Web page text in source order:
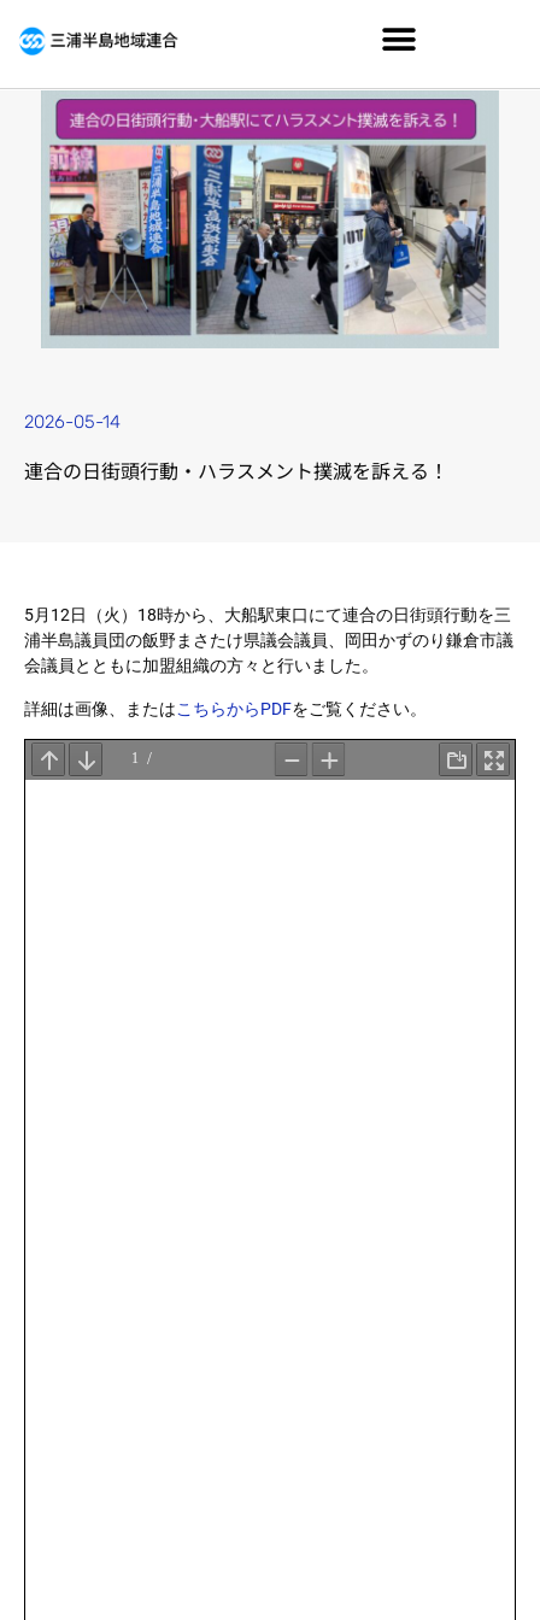
2026-05-14
連合の日街頭行動・ハラスメント撲滅を訴える！
5月12日（火）18時から、大船駅東口にて連合の日街頭行動を三
浦半島議員団の飯野まさたけ県議会議員、岡田かずのり鎌倉市議
会議員とともに加盟組織の方々と行いました。
詳細は画像、またはこちらからPDFをご覧ください。